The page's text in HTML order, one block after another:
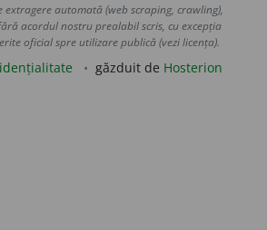
extragere automată (web scraping, crawling),
acordul nostru prealabil scris, cu excepția
oficial spre utilizare publică (vezi licența).
găzduit de Hosterion